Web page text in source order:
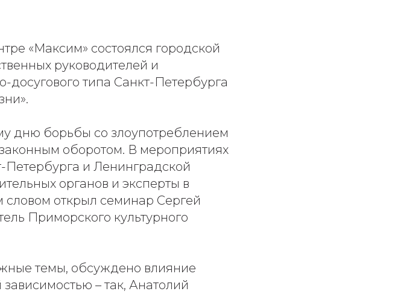
«Максим» состоялся городской
руководителей и
досугового типа Санкт-Петербурга
дню борьбы со злоупотреблением
оборотом. В мероприятиях
Петербурга и Ленинградской
органов и эксперты в
открыл семинар Сергей
Приморского культурного
темы, обсуждено влияние
– так, Анатолий